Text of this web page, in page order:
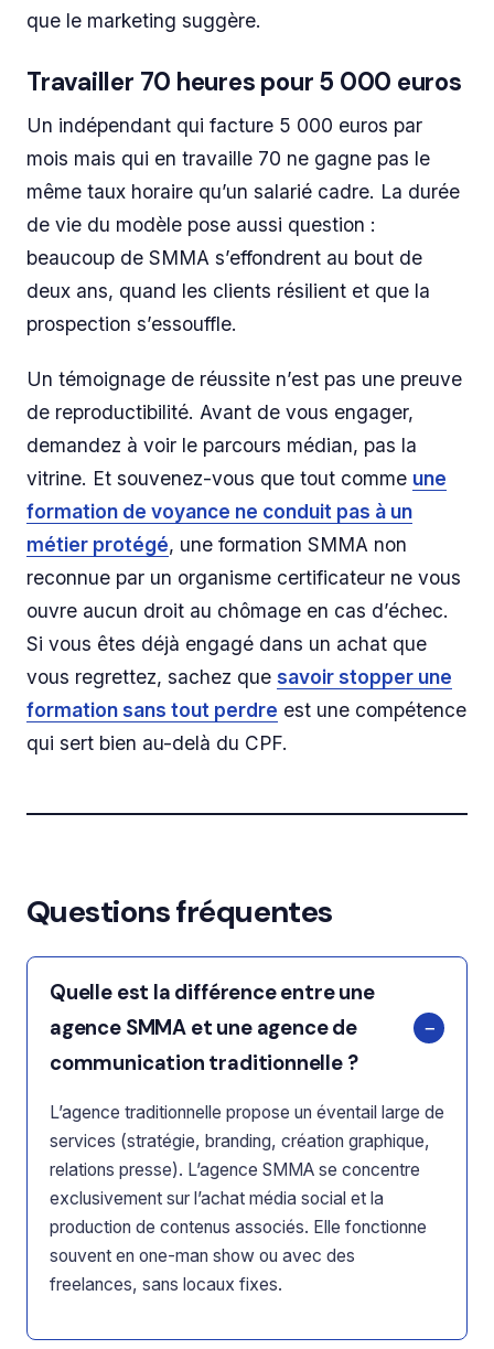
que le marketing suggère.
Travailler 70 heures pour 5 000 euros
Un indépendant qui facture 5 000 euros par
mois mais qui en travaille 70 ne gagne pas le
même taux horaire qu’un salarié cadre. La durée
de vie du modèle pose aussi question :
beaucoup de SMMA s’effondrent au bout de
deux ans, quand les clients résilient et que la
prospection s’essouffle.
Un témoignage de réussite n’est pas une preuve
de reproductibilité. Avant de vous engager,
demandez à voir le parcours médian, pas la
vitrine. Et souvenez-vous que tout comme une
formation de voyance ne conduit pas à un
métier protégé, une formation SMMA non
reconnue par un organisme certificateur ne vous
ouvre aucun droit au chômage en cas d’échec.
Si vous êtes déjà engagé dans un achat que
vous regrettez, sachez que savoir stopper une
formation sans tout perdre est une compétence
qui sert bien au-delà du CPF.
Questions fréquentes
Quelle est la différence entre une
agence SMMA et une agence de
communication traditionnelle ?
L’agence traditionnelle propose un éventail large de
services (stratégie, branding, création graphique,
relations presse). L’agence SMMA se concentre
exclusivement sur l’achat média social et la
production de contenus associés. Elle fonctionne
souvent en one-man show ou avec des
freelances, sans locaux fixes.